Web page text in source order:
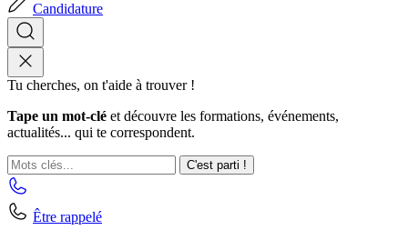
Candidature
Tu cherches, on t'aide à trouver !
Tape un mot-clé et découvre les formations, événements,
actualités... qui te correspondent.
C'est parti !
Être rappelé